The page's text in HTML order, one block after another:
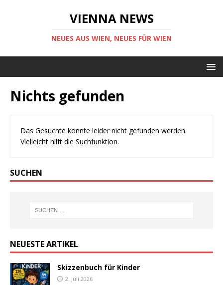
VIENNA NEWS
NEUES AUS WIEN, NEUES FÜR WIEN
Nichts gefunden
Das Gesuchte konnte leider nicht gefunden werden.
Vielleicht hilft die Suchfunktion.
SUCHEN
NEUESTE ARTIKEL
Skizzenbuch für Kinder
2. Juli 2026